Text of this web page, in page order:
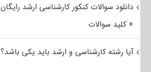
دانلود سوالات کنکور کارشناسی ارشد رایگان
+ کلید سوالات
آیا رشته کارشناسی و ارشد باید یکی باشد؟